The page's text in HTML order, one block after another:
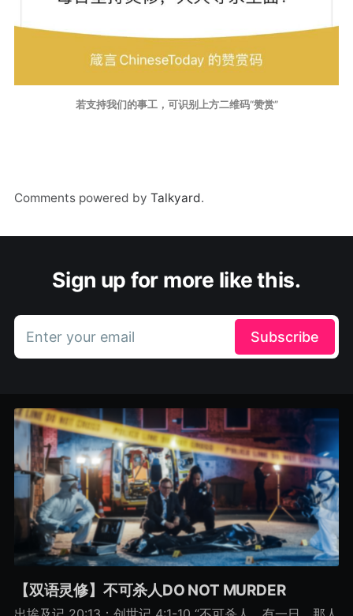
若支持我们的事工，可识别上方二维码“赞赏”
Comments powered by Talkyard.
Sign up for more like this.
Enter your email Subscribe
【双语灵修】不可杀人DO NOT MURDER